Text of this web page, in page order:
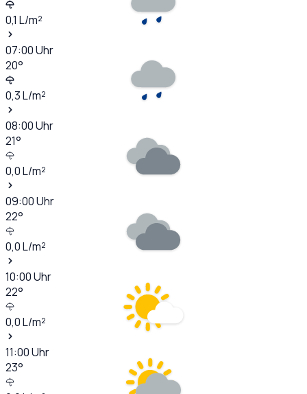
0,1 L/m²
07:00Uhr
20°
0,3L/m²
08:00Uhr
21°
0,0L/m²
09:00Uhr
22°
0,0L/m²
10:00Uhr
22°
0,0L/m²
11:00Uhr
23°